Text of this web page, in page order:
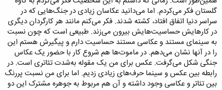
گلستان فکر می‌کردم. اما می‌دانید عکاسان زیادی در جنگ‌هایی که در
سراسر دنیا اتفاق افتاد، کشته شدند. فکر می‌کنم مانند هر کارگردان دیگری
در کارهایش حساسیت‌هایش بیرون می‌زند. طبیعی است که چون نسبت
به سینمای مستند و عکاسی مستند حساسیت دارم و پیگیرش هستم این
را در آنها نشان می‌دهم. در ماموت‌ها هم شروع کار با حضور یک عکاس
جنگی شکل می‌گرفت. عکس برای من یک مقوله به‌شدت تئاتری است. در
رابطه بین عکس و سینما حرف‌های زیادی زدیم. اما برای من نسبت پررنگ
بین تئاتر و عکاسی وجود داشته و آن هم مربوط به جوهره مشترک این دو